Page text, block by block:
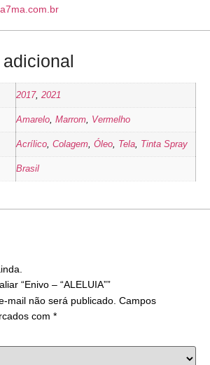
2017, 2021
Amarelo Marrom Vermelho
Acrílico Colagem Óleo Tela Tinta Spray
Brasil
“Enivo – “ALELUIA””
mail não será publicado. Campos
com *